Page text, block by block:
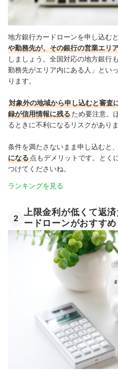
地方銀行カードローンを申し込むと
や勤務先が、その銀行の営業エリ
しましょう。全国対応の地方銀行
勤務先がエリア内にある人」とい
ります。
対象外の地域から申し込むと審査
録が信用情報に残るため要注意。
るときに不利になるリスクがありま
条件を満たさないまま申し込むと、
になる 点もデメリットです。とく
つけてくださいね。
ランキングを見る
2
上限金利が低くて返
ードローンがおすすめ